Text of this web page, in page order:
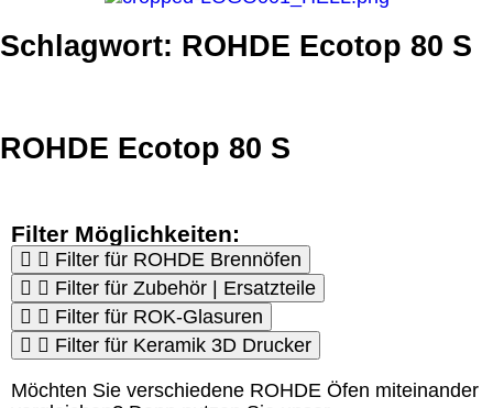
Schlagwort: ROHDE Ecotop 80 S
ROHDE Ecotop 80 S
Filter Möglichkeiten:
Filter für ROHDE Brennöfen
Filter für Zubehör | Ersatzteile
Filter für ROK-Glasuren
Filter für Keramik 3D Drucker
Möchten Sie verschiedene ROHDE Öfen miteinander